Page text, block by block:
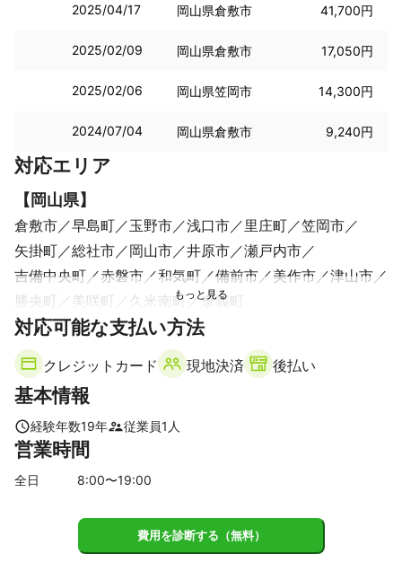
2025/04/17 岡山県倉敷市 41,700円
2025/02/09 岡山県倉敷市 17,050円
2025/02/06 岡山県笠岡市 14,300円
2024/07/04 岡山県倉敷市 9,240円
対応エリア
【岡山県】
倉敷市 早島町 玉野市 浅口市 里庄町
笠岡市
矢掛町
総社市 岡山市 井原市
瀬戸内市
吉備中央町
赤磐市 和気町 備前市 美作市
津山市
勝央町
美咲町 久米南町 奈義町
【香川県】
坂出市 宇多津町 多度津町
【広島県】
福山市 尾道市
【兵庫県】
赤穂市 上郡町
姫路市
高砂市
対応可能な支払い方法
クレジットカード 現地決済 後払い
基本情報
経験年数19年 従業員1 人
営業時間
全日 8:00〜19:00
費用を診断する（無料）